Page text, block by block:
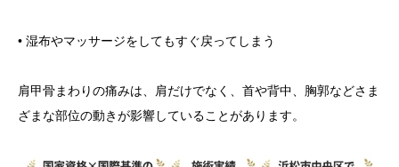
• 湿布やマッサージをしてもすぐ戻ってしまう
肩甲骨まわりの痛みは、肩だけでなく、首や背中、胸郭などさま
ざまな部位の動きが影響していることがあります。